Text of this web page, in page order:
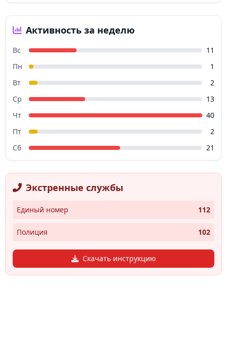
Активность за неделю
Вс
11
Пн
1
Вт
2
Ср
13
Чт
40
Пт
2
Сб
21
Экстренные службы
Единый номер 112
Полиция 102
Скачать инструкцию